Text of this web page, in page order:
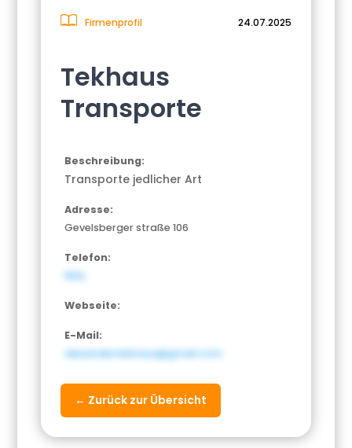
Firmenprofil 24.07.2025
Tekhaus
Transporte
Beschreibung:
Transporte jedlicher Art
Adresse:
Gevelsberger straße 106
Telefon:
NULL
Webseite:
E-Mail:
alexandertekhaus@gmail.com
← Zurück zur Übersicht